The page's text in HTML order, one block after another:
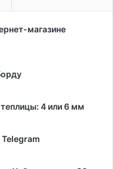
магазине
4 или 6 мм